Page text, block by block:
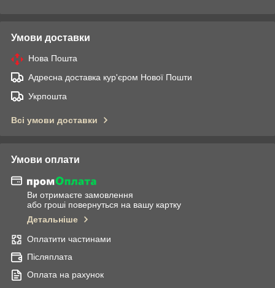
Умови доставки
Нова Пошта
Адресна доставка кур'єром Нової Пошти
Укрпошта
Всі умови доставки
Умови оплати
Ви отримаєте замовлення
або гроші повернуться на вашу картку
Детальніше
Оплатити частинами
Післяплата
Оплата на рахунок